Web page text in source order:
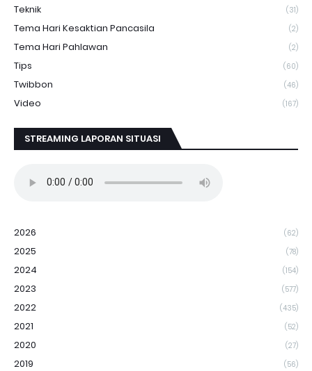
Teknik (31)
Tema Hari Kesaktian Pancasila (2)
Tema Hari Pahlawan (2)
Tips (60)
Twibbon (46)
Video (167)
STREAMING LAPORAN SITUASI
2026 (62)
2025 (78)
2024 (154)
2023 (577)
2022 (435)
2021 (52)
2020 (27)
2019 (56)